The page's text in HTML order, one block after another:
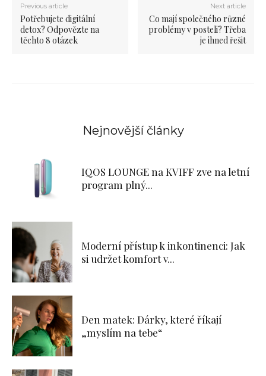
Previous article
Potřebujete digitální
detox? Odpovězte na
těchto 8 otázek
Next article
Co mají společného různé
problémy v posteli? Třeba
je ihned řešit
Nejnovější články
IQOS LOUNGE na KVIFF zve na letní
program plný...
Moderní přístup k inkontinenci: Jak
si udržet komfort v...
Den matek: Dárky, které říkají
„myslím na tebe“